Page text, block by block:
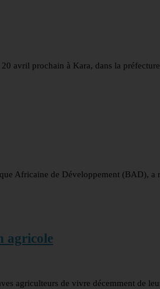
avril prochain à Kara, dans la
Africaine de Développement (BAD), a
agricole
agriculteurs de vivre décemment de